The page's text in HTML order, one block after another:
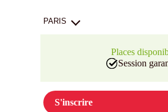
PARIS
Places
Session
S'inscrire